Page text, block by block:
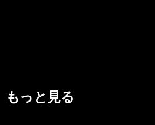
もっと見る